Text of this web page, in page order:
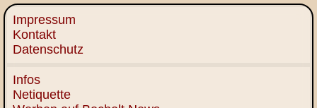
Impressum
Kontakt
Datenschutz
Infos
Netiquette